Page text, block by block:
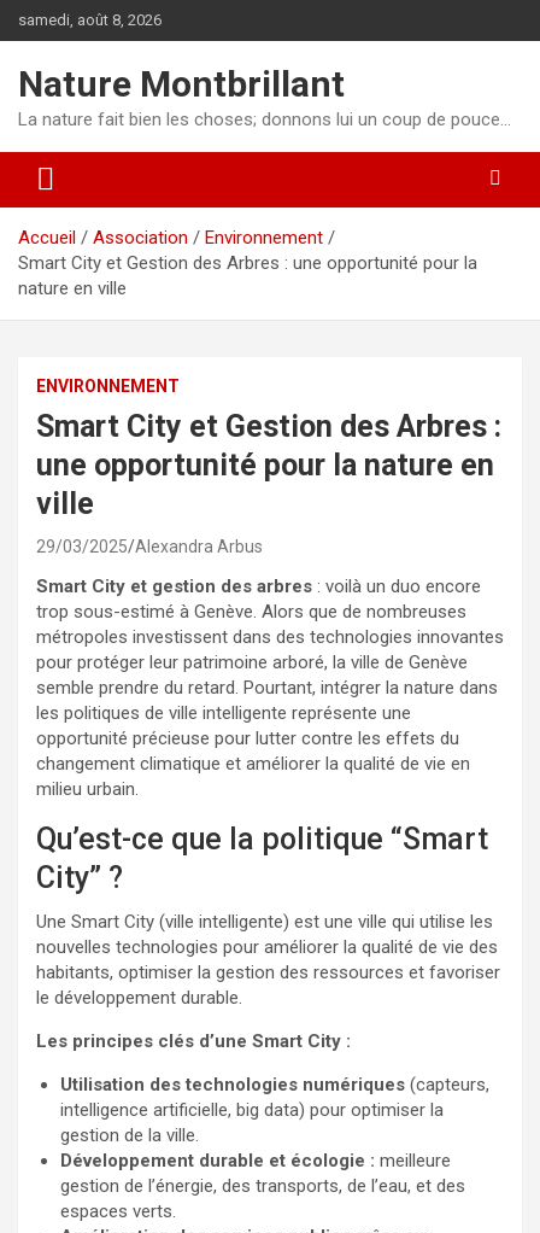
au
samedi, août 8, 2026
Nature Montbrillant
La nature fait bien les choses; donnons lui un coup de pouce…
Accueil Association
Environnement
Smart City et Gestion des Arbres : une opportunité pour la
nature en ville
ENVIRONNEMENT
Smart City et Gestion des Arbres :
une opportunité pour la nature en
ville
29/03/2025 Alexandra Arbus
Smart City et gestion des arbres : voilà un duo encore
trop sous-estimé à Genève. Alors que de nombreuses
métropoles investissent dans des technologies innovantes
pour protéger leur patrimoine arboré, la ville de Genève
semble prendre du retard. Pourtant, intégrer la nature dans
les politiques de ville intelligente représente une
opportunité précieuse pour lutter contre les effets du
changement climatique et améliorer la qualité de vie en
milieu urbain.
Qu’est-ce que la politique “Smart
City” ?
Une Smart City (ville intelligente) est une ville qui utilise les
nouvelles technologies pour améliorer la qualité de vie des
habitants, optimiser la gestion des ressources et favoriser
le développement durable.
Les principes clés d’une Smart City :
Utilisation des technologies numériques (capteurs,
intelligence artificielle, big data) pour optimiser la
gestion de la ville.
Développement durable et écologie : meilleure
gestion de l’énergie, des transports, de l’eau, et des
espaces verts.